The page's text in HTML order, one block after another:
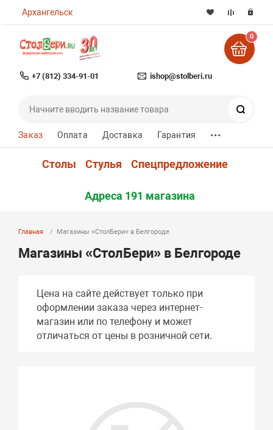
Архангельск
+7 (812) 334-91-01 ishop@stolberi.ru
0
Заказ Оплата Доставка Гарантия ...
Столы Стулья Спецпредложение
Адреса 191 магазина
Главная Магазины «СтолБери» в Белгороде
Магазины «СтолБери» в Белгороде
Цена на сайте действует только при
оформлении заказа через интернет-
магазин или по телефону и может
отличаться от цены в розничной сети.